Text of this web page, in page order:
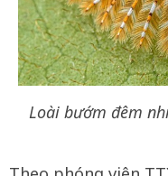
Loài bướm đêm